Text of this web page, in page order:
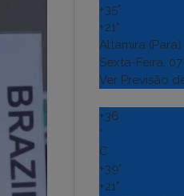
+35°
+21°
Altamira (Para)
Sexta-Feira, 07
Ver Previsão
+36
°
C
+39°
+21°